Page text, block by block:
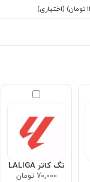
(اختیاری)
تگ کاتر LALIGA
70,000 تومان